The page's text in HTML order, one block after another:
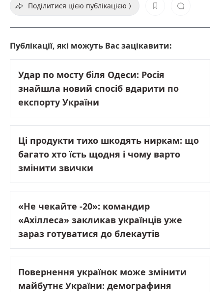
Поділитися цією публікацією ⟩
Публікації, які можуть Вас зацікавити:
Удар по мосту біля Одеси: Росія
знайшла новий спосіб вдарити по
експорту України
Ці продукти тихо шкодять ниркам: що
багато хто їсть щодня і чому варто
змінити звички
«Не чекайте -20»: командир
«Ахіллеса» закликав українців уже
зараз готуватися до блекаутів
Повернення українок може змінити
майбутнє України: демографиня